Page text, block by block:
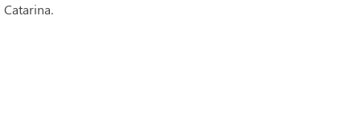
Catarina.